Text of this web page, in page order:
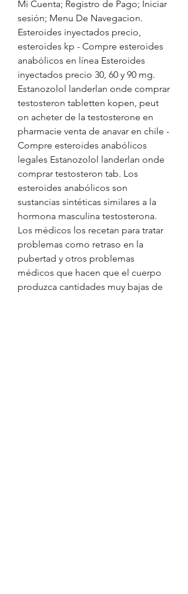
Mi Cuenta; Registro de Pago; Iniciar
sesión; Menu De Navegacion.
Esteroides inyectados precio,
esteroides kp - Compre esteroides
anabólicos en línea Esteroides
inyectados precio 30, 60 y 90 mg.
Estanozolol landerlan onde comprar
testosteron tabletten kopen, peut
on acheter de la testosterone en
pharmacie venta de anavar en chile -
Compre esteroides anabólicos
legales Estanozolol landerlan onde
comprar testosteron tab. Los
esteroides anabólicos son
sustancias sintéticas similares a la
hormona masculina testosterona.
Los médicos los recetan para tratar
problemas como retraso en la
pubertad y otros problemas
médicos que hacen que el cuerpo
produzca cantidades muy bajas de